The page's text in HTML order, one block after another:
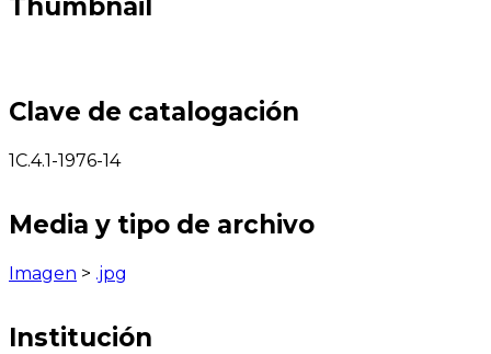
Thumbnail
Clave de catalogación
1C.4.1-1976-14
Media y tipo de archivo
Imagen > .jpg
Institución